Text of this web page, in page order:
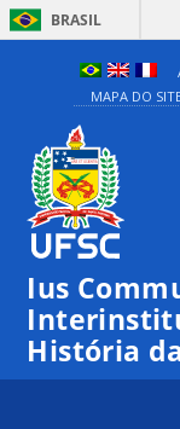
BRASIL
MAPA DO
Ius
História